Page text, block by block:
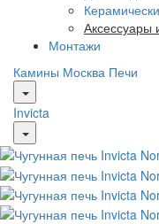
Аксессуары
Монтажи
Камины Москва Печи
Invicta